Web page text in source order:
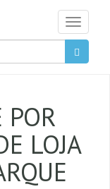
Toggle
POR
LOJA